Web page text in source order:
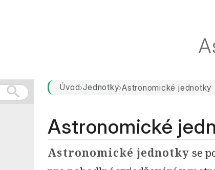
Úvod›Jednotky›Astronomické jednotky
Astronomické
Astronomické jednotky se